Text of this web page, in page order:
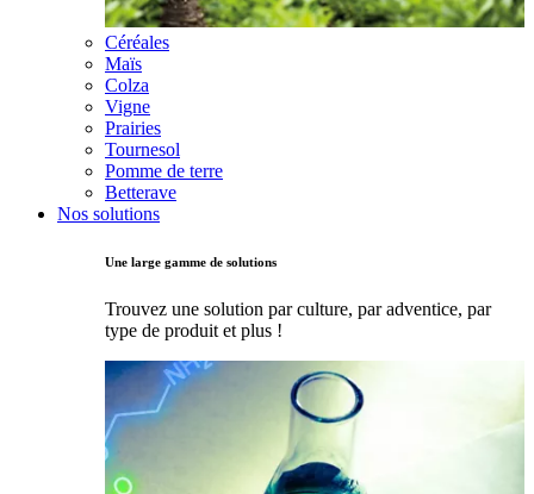
Céréales
Maïs
Colza
Vigne
Prairies
Tournesol
Pomme de terre
Betterave
Nos solutions
Une large gamme de solutions
Trouvez une solution par culture, par adventice, par
type de produit et plus !